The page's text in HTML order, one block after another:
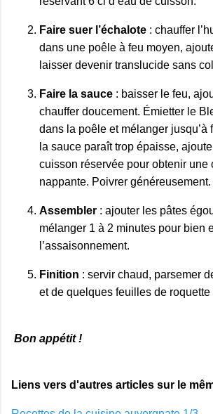
Faire suer l’échalote : chauffer
dans une poêle à feu moyen,
laisser devenir translucide sans
Faire la sauce : baisser le feu,
chauffer doucement. Émietter le
dans la poêle et mélanger jusqu’à
la sauce paraît trop épaisse,
cuisson réservée pour obtenir une
nappante. Poivrer généreusement.
Assembler : ajouter les pâtes
mélanger 1 à 2 minutes pour bien
l’assaisonnement.
Finition : servir chaud, parsemer
et de quelques feuilles de roquette
Bon appétit !
Liens vers d'autres articles sur le